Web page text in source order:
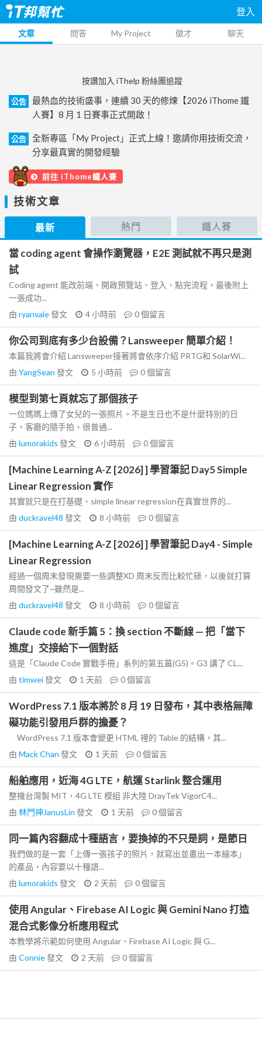
登入
文章 問答 My Project 徵才 聊天
按讚加入 iThelp 粉絲團追蹤
公告
最熱血的技術盛事，連續 30 天的修煉【2026 iThome 鐵
人賽】8 月 1 日賽事正式開啟！
公告
全新專區「My Project」正式上線！邀請你用技術交流，
分享最真實的開發經驗
前往 iThome鐵人賽
技術文章
最新 熱門 鐵人賽
當 coding agent 會操作瀏覽器，E2E 測試就不再只是測
試
Coding agent 能改前端、開啟預覽站、登入、點完流程，最後附上
一張成功...
由 ryanvale發文 4 小時前 0個留言
你公司到底有多少台設備？Lansweeper 簡單介紹！
本篇我將會介紹 Lansweeper接著將會依序介紹 PRTG和 SolarWi...
由 YangSean 發文 5 小時前 0個留言
模型到第七頁就忘了那個孩子
一位媽媽上傳了女兒的一張照片。不是生日也不是什麼特別的日
子，客廳的隨手拍，很普通...
由 lumorakids 發文 6 小時前 0個留言
[Machine Learning A-Z [2026] ] 學習筆記 Day5 Simple
Linear Regression 實作
其實就只是在打基礎、simple linear regression在真實世界的...
由 duckravel48 發文 8 小時前 0個留言
[Machine Learning A-Z [2026] ] 學習筆記 Day4 - Simple
Linear Regression
經過一個周末發現需要一些調整XD 周末反而比較忙碌，以後就打算
周間發文了~雖然是...
由 duckravel48 發文 8 小時前 0個留言
Claude code 新手篇 5：換 section 不斷線 — 把「當下
進度」交接給下一個對話
這是「Claude Code 實戰手冊」系列的第五篇(G5)。G3 講了 CL...
由 timwei發文 1 天前 0個留言
WordPress 7.1 版本將於 8 月 19 日發布，其中表格無障
礙功能引發用戶群的擔憂？
WordPress 7.1 版本會變更 HTML 裡的 Table 的結構，其...
由 Mack Chan 發文 1 天前 0個留言
船舶應用，近海 4G LTE，航運 Starlink 整合運用
整機台灣製 MIT，4G LTE 模組 非大陸 DrayTek VigorC4...
由 林門神JanusLin 發文 1 天前 0個留言
同一篇內容翻成十種語言，要換掉的不只是詞，是節日
我們做的是一套「上傳一張孩子的照片，就寫出並畫出一本繪本」
的產品，內容要以十種語...
由 lumorakids 發文 2 天前 0個留言
使用 Angular、Firebase AI Logic 與 Gemini Nano 打造
混合式影像分析應用程式
本教學將示範如何使用 Angular、Firebase AI Logic 與 G...
由 Connie發文 2 天前 0個留言